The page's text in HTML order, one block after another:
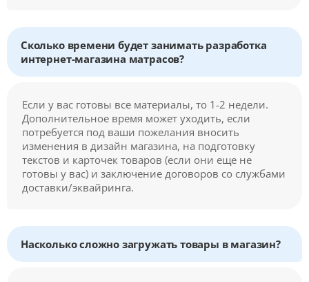
Сколько времени будет занимать разработка
интернет-магазина матрасов?
Если у вас готовы все материалы, то 1-2 недели.
Дополнительное время может уходить, если
потребуется под ваши пожелания вносить
изменения в дизайн магазина, на подготовку
текстов и карточек товаров (если они еще не
готовы у вас) и заключение договоров со службами
доставки/эквайринга.
Насколько сложно загружать товары в магазин?